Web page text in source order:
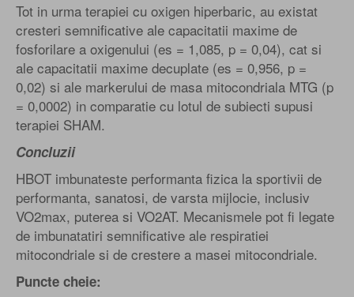
Tot in urma terapiei cu oxigen hiperbaric, au existat
cresteri semnificative ale capacitatii maxime de
fosforilare a oxigenului (es = 1,085, p = 0,04), cat si
ale capacitatii maxime decuplate (es = 0,956, p =
0,02) si ale markerului de masa mitocondriala MTG (p
= 0,0002) in comparatie cu lotul de subiecti supusi
terapiei SHAM.
Concluzii
HBOT imbunateste performanta fizica la sportivii de
performanta, sanatosi, de varsta mijlocie, inclusiv
VO2max, puterea si VO2AT. Mecanismele pot fi legate
de imbunatatiri semnificative ale respiratiei
mitocondriale si de crestere a masei mitocondriale.
Puncte cheie: